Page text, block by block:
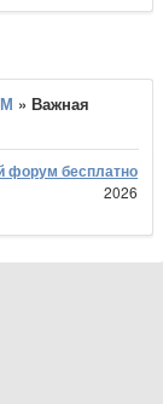
»Важная
форум бесплатно
2026